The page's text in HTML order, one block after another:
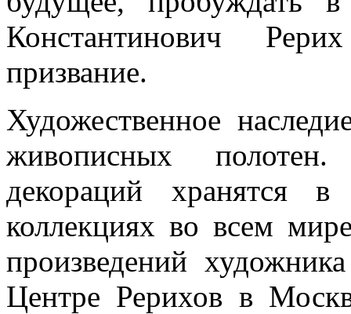
Константинович
призвание.
Художественное
живописных
декораций хранятся
коллекциях во всем
произведений
Центре Рерихов в